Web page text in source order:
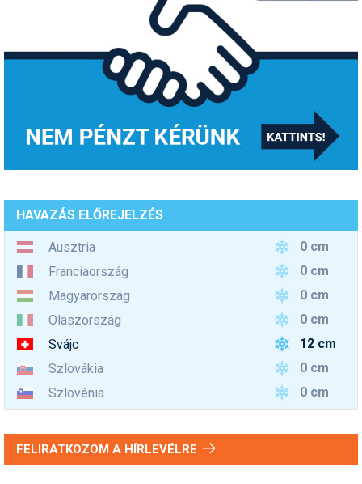
HAVAZÁS ELŐREJELZÉS
Ausztria
0 cm
Franciaország
0 cm
Magyarország
0 cm
Olaszország
0 cm
Svájc
12 cm
Szlovákia
0 cm
Szlovénia
0 cm
FELIRATKOZOM A HÍRLEVÉLRE